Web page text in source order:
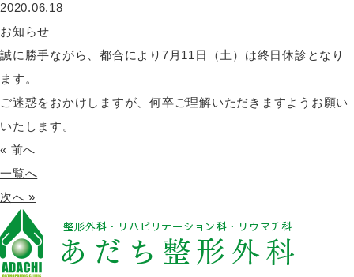
2020.06.18
お知らせ
誠に勝手ながら、都合により7月11日（土）は終日休診となり
ます。
ご迷惑をおかけしますが、何卒ご理解いただきますようお願い
いたします。
« 前へ
一覧へ
次へ »